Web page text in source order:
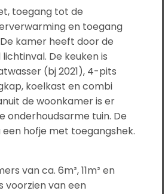
toegang tot de
en toegang
kamer heeft door de
De keuken is
(bj 2021), 4-pits
koelkast en combi
de woonkamer is er
onderhoudsarme tuin. De
hofje met toegangshek.
van ca. 6m², 11m² en
voorzien van een